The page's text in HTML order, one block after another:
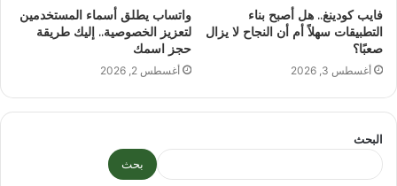
فايب كودينغ.. هل أصبح بناء
التطبيقات سهلاً أم أن النجاح لا يزال
صعبًا؟
أغسطس 3, 2026
واتساب يطلق أسماء المستخدمين
لتعزيز الخصوصية.. إليك طريقة
حجز اسمك
أغسطس 2, 2026
البحث
بحث